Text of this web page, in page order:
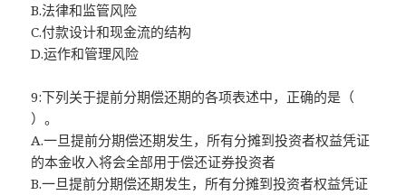
B.法律和监管风险
C.付款设计和现金流的结构
D.运作和管理风险
9:下列关于提前分期偿还期的各项表述中，正确的是（
）。
A.一旦提前分期偿还期发生，所有分摊到投资者权益凭证
的本金收入将会全部用于偿还证券投资者
B.一旦提前分期偿还期发生，所有分摊到投资者权益凭证